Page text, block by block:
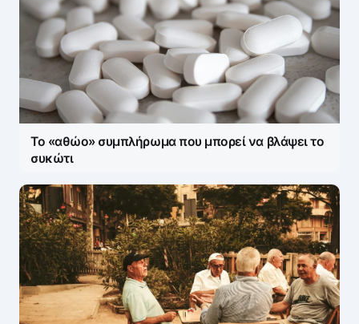
Το «αθώο» συμπλήρωμα που μπορεί να βλάψει το
συκώτι